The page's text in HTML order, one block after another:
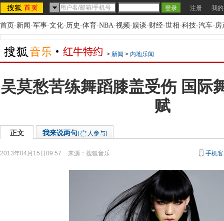
注册 我
首页-新闻-军事-文化-历史-体育-NBA-视频-娱谈-财经-世相-科技-汽车-房
> 新闻 > 内地乐闻
吴莫愁苦练舞蹈膝盖受伤 国际
赋
正文 我来说两句( 人参与)
2013年04月15日09:57 来源： 搜狐音乐 手机